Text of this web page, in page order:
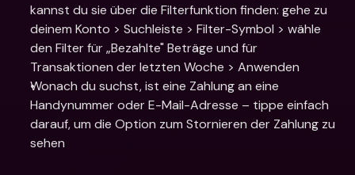
kannst du sie über die Filterfunktion finden: gehe zu
deinem Konto > Suchleiste > Filter-Symbol > wähle
den Filter für „Bezahlte" Beträge und für
Transaktionen der letzten Woche > Anwenden
Wonach du suchst, ist eine Zahlung an eine
Handynummer oder E-Mail-Adresse – tippe einfach
darauf, um die Option zum Stornieren der Zahlung zu
sehen